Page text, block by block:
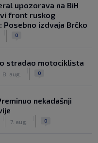
upozorava na BiH
front ruskog
Posebno izdvaja Brčko
0
stradao motociklista
8. aug. 0
nekadašnji
7. aug. 0